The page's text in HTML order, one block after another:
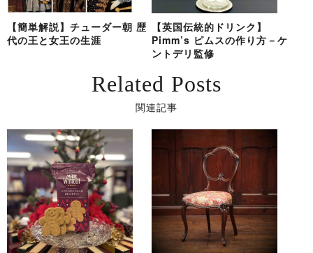
【簡単解説】チューダー朝 歴
代の王と女王の生涯
【英国伝統的ドリンク】
Pimm’s ピムスの作り方－ケ
ントデリ監修
Related Posts
関連記事